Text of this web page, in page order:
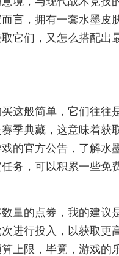
言，拥有一套水墨皮
它们，又怎么搭配出
这般简单，它们往往
季典藏，这意味着获
的官方公告，了解水
务，可以积累一些免
量的点券，我的建议
进行投入，以获取更
上限，毕竟，游戏的